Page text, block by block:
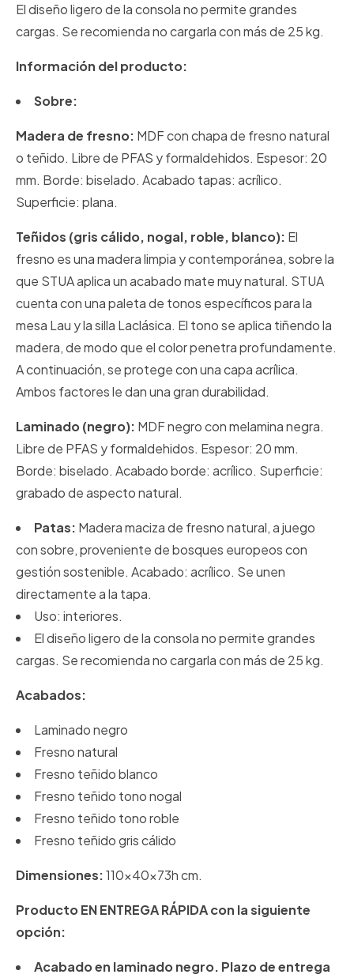
El diseño ligero de la consola no permite grandes
cargas. Se recomienda no cargarla con más de 25 kg.
Información del producto:
Sobre:
Madera de fresno: MDF con chapa de fresno natural
o teñido. Libre de PFAS y formaldehidos. Espesor: 20
mm. Borde: biselado. Acabado tapas: acrílico.
Superficie: plana.
Teñidos (gris cálido, nogal, roble, blanco): El
fresno es una madera limpia y contemporánea, sobre la
que STUA aplica un acabado mate muy natural. STUA
cuenta con una paleta de tonos específicos para la
mesa Lau y la silla Laclásica. El tono se aplica tiñendo la
madera, de modo que el color penetra profundamente.
A continuación, se protege con una capa acrílica.
Ambos factores le dan una gran durabilidad.
Laminado (negro): MDF negro con melamina negra.
Libre de PFAS y formaldehidos. Espesor: 20 mm.
Borde: biselado. Acabado borde: acrílico. Superficie:
grabado de aspecto natural.
Patas: Madera maciza de fresno natural, a juego
con sobre, proveniente de bosques europeos con
gestión sostenible. Acabado: acrílico. Se unen
directamente a la tapa.
Uso: interiores.
El diseño ligero de la consola no permite grandes
cargas. Se recomienda no cargarla con más de 25 kg.
Acabados:
Laminado negro
Fresno natural
Fresno teñido blanco
Fresno teñido tono nogal
Fresno teñido tono roble
Fresno teñido gris cálido
Dimensiones:110x40x73h cm.
Producto EN ENTREGA RÁPIDA con la siguiente
opción:
Acabado en laminado negro. Plazo de entrega